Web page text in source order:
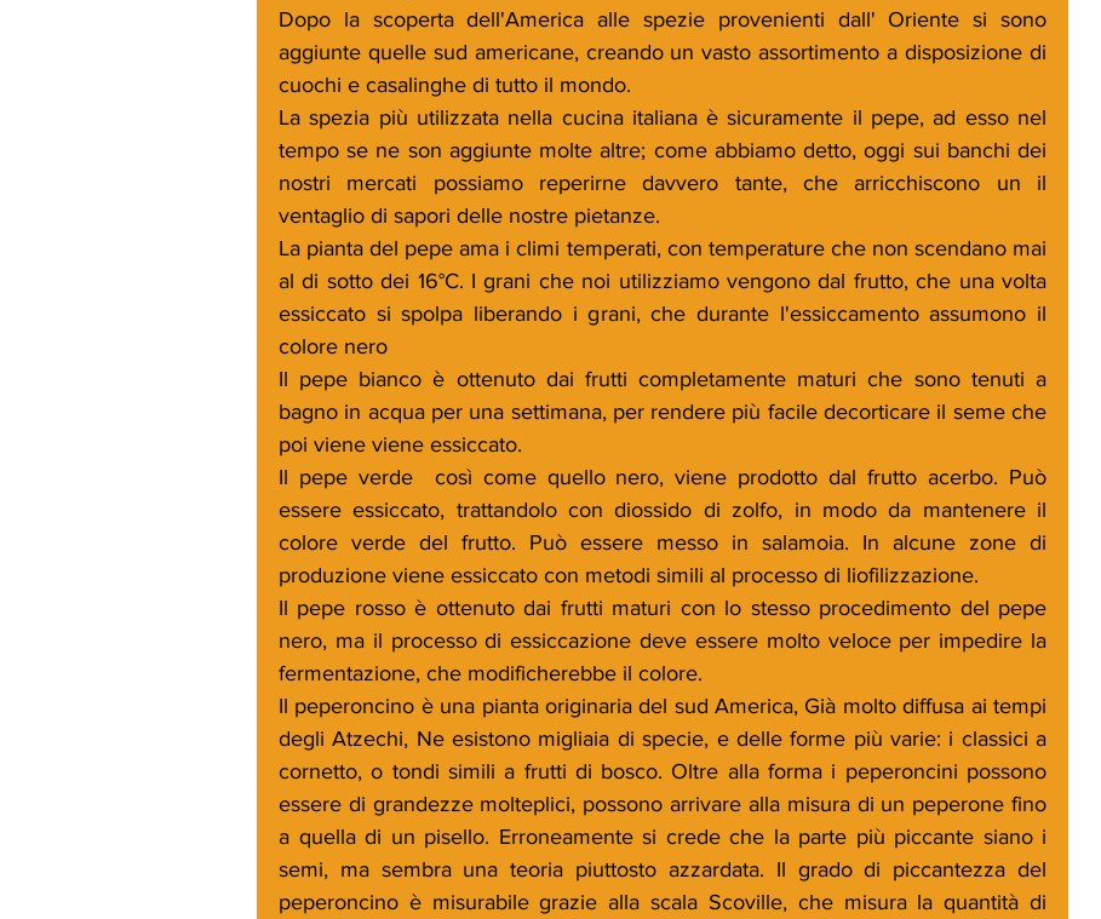
Dopo la scoperta dell'America alle spezie provenienti dall' Oriente si sono
aggiunte quelle sud americane, creando un vasto assortimento a disposizione di
cuochi e casalinghe di tutto il mondo.
La spezia più utilizzata nella cucina italiana è sicuramente il pepe, ad esso nel
tempo se ne son aggiunte molte altre; come abbiamo detto, oggi sui banchi dei
nostri mercati possiamo reperirne davvero tante, che arricchiscono un il
ventaglio di sapori delle nostre pietanze.
La pianta del pepe ama i climi temperati, con temperature che non scendano mai
al di sotto dei 16°C. I grani che noi utilizziamo vengono dal frutto, che una volta
essiccato si spolpa liberando i grani, che durante l'essiccamento assumono il
colore nero
Il pepe bianco è ottenuto dai frutti completamente maturi che sono tenuti a
bagno in acqua per una settimana, per rendere più facile decorticare il seme che
poi viene viene essiccato.
Il pepe verde  così come quello nero, viene prodotto dal frutto acerbo. Può
essere essiccato, trattandolo con diossido di zolfo, in modo da mantenere il
colore verde del frutto. Può essere messo in salamoia. In alcune zone di
produzione viene essiccato con metodi simili al processo di liofilizzazione.
Il pepe rosso è ottenuto dai frutti maturi con lo stesso procedimento del pepe
nero, ma il processo di essiccazione deve essere molto veloce per impedire la
fermentazione, che modificherebbe il colore.
Il peperoncino è una pianta originaria del sud America, Già molto diffusa ai tempi
degli Atzechi, Ne esistono migliaia di specie, e delle forme più varie: i classici a
cornetto, o tondi simili a frutti di bosco. Oltre alla forma i peperoncini possono
essere di grandezze molteplici, possono arrivare alla misura di un peperone fino
a quella di un pisello. Erroneamente si crede che la parte più piccante siano i
semi, ma sembra una teoria piuttosto azzardata. Il grado di piccantezza del
peperoncino è misurabile grazie alla scala Scoville, che misura la quantità di